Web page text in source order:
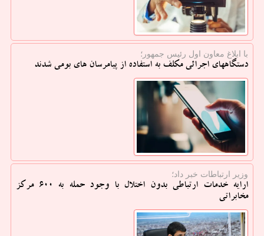
با ابلاغ معاون اول رئیس جمهور؛
دستگاههای اجرائی مکلف به استفاده از پیامرسان های بومی شدند
وزیر ارتباطات خبر داد؛
ارایه خدمات ارتباطی بدون اختلال با وجود حمله به 600 مرکز
مخابراتی